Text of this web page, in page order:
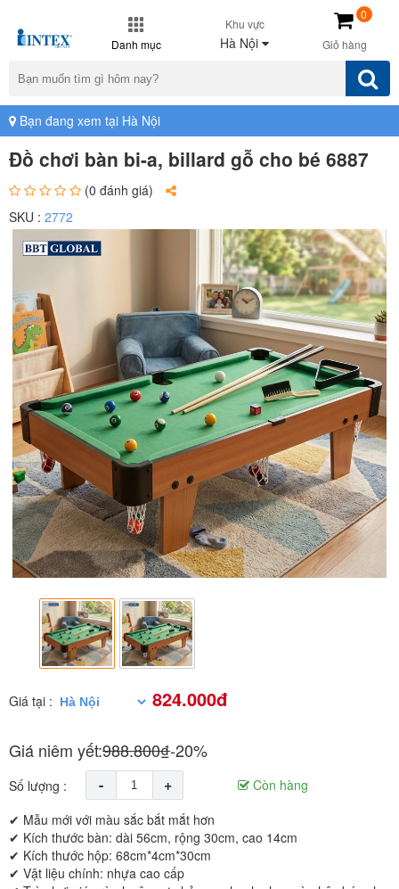
Danh mục
Khu vực
Hà Nội Giỏ hàng
0
Bạn đang xem tại Hà Nội
Đồ chơi bàn bi-a, billard gỗ cho bé 6887
(0 đánh giá)
SKU : 2772
Giá tại : 824.000đ
Giá niêm yết:988.800₫-20%
Số lượng : - +
Còn hàng
✔ Mẫu mới với màu sắc bắt mắt hơn
✔ Kích thước bàn: dài 56cm, rộng 30cm, cao 14cm
✔ Kích thước hộp: 68cm*4cm*30cm
✔ Vật liệu chính: nhựa cao cấp